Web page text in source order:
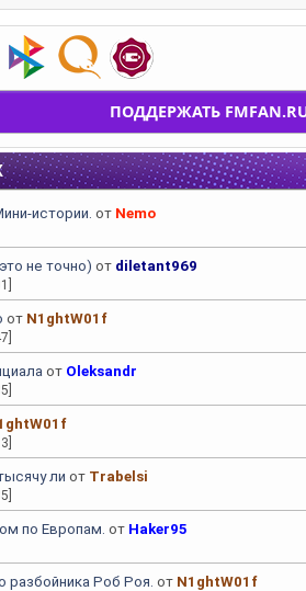
ПОДДЕРЖАТЬ
истории. от Nemo
не точно) от diletant969
от N1ghtW01f
от Oleksandr
ли от Trabelsi
по Европам. от Haker95
разбойника Роб Роя. от N1ghtW01f